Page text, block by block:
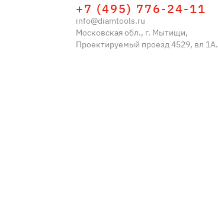
+7 (495) 776-24-11
info@diamtools.ru
Московская обл., г. Мытищи,
Проектируемый проезд 4529, вл 1А.